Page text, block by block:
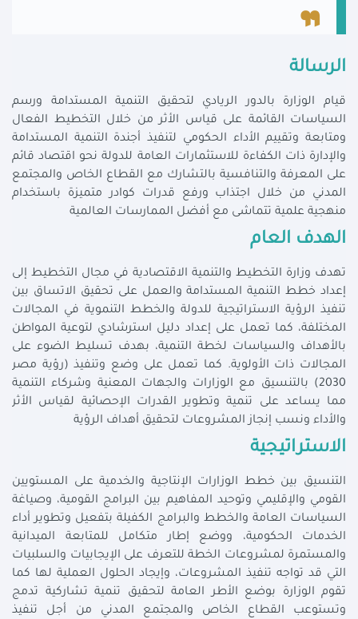
الرسالة
قيام الوزارة بالدور الريادي لتحقيق التنمية المستدامة ورسم
السياسات القائمة على قياس الأثر من خلال التخطيط الفعال
ومتابعة وتقييم الأداء الحكومي لتنفيذ أجندة التنمية المستدامة
والإدارة ذات الكفاءة للاستثمارات العامة للدولة نحو اقتصاد قائم
على المعرفة والتنافسية بالتشارك مع القطاع الخاص والمجتمع
المدني من خلال اجتذاب ورفع قدرات كوادر متميزة باستخدام
منهجية علمية تتماشى مع أفضل الممارسات العالمية
الهدف العام
تهدف وزارة التخطيط والتنمية الاقتصادية في مجال التخطيط إلى
إعداد خطط التنمية المستدامة والعمل على تحقيق الاتساق بين
تنفيذ الرؤية الاستراتيجية للدولة والخطط التنموية في المجالات
المختلفة، كما تعمل على إعداد دليل استرشادي لتوعية المواطن
بالأهداف والسياسات لخطة التنمية، بهدف تسليط الضوء على
المجالات ذات الأولوية. كما تعمل على وضع وتنفيذ (رؤية مصر
2030) بالتنسيق مع الوزارات والجهات المعنية وشركاء التنمية
مما يساعد على تنمية وتطوير القدرات الإحصائية لقياس الأثر
والأداء ونسب إنجاز المشروعات لتحقيق أهداف الرؤية
الاستراتيجية
التنسيق بين خطط الوزارات الإنتاجية والخدمية على المستويين
القومي والإقليمي وتوحيد المفاهيم بين البرامج القومية، وصياغة
السياسات العامة والخطط والبرامج الكفيلة بتفعيل وتطوير أداء
الخدمات الحكومية، ووضع إطار متكامل للمتابعة الميدانية
والمستمرة لمشروعات الخطة للتعرف على الإيجابيات والسلبيات
التي قد تواجه تنفيذ المشروعات، وإيجاد الحلول العملية لها كما
تقوم الوزارة بوضع الأطر العامة لتحقيق تنمية تشاركية تدمج
وتستوعب القطاع الخاص والمجتمع المدني من أجل تنفيذ